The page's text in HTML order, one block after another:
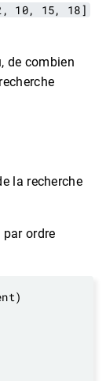
10, 15, 18]
de combien
la recherche
par ordre